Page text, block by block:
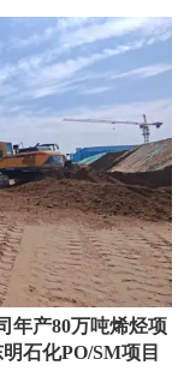
年产80万吨烯烃项
石化PO/SM项目